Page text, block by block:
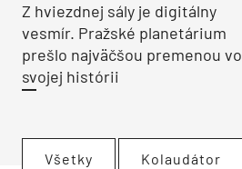
Z hviezdnej sály je digitálny
vesmír. Pražské planetárium
prešlo najväčšou premenou vo
svojej histórii
Všetky Kolaudátor